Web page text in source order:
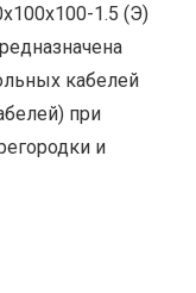
1.5 (Э)
кабелей
при
и